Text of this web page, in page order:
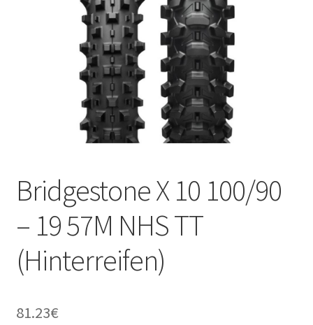
Bridgestone X 10 100/90
– 19 57M NHS TT
(Hinterreifen)
81.23€